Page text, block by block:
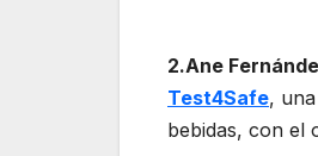
2.Ane
Test4Safe,
bebidas, con el